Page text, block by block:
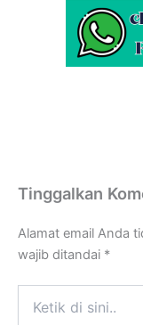
Tinggalkan
Alamat email Anda
wajib ditandai *